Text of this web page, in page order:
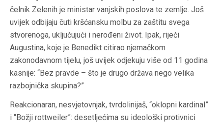
čelnik Zelenih je ministar vanjskih poslova te zemlje. Još
uvijek odbijaju čuti kršćansku molbu za zaštitu svega
stvorenoga, uključujući i nerođeni život. Ipak, riječi
Augustina, koje je Benedikt citirao njemačkom
zakonodavnom tijelu, još uvijek odjekuju više od 11 godina
kasnije: “Bez pravde – što je drugo država nego velika
razbojnička skupina?”
Reakcionaran, nesvjetovnjak, tvrdolinijaš, “oklopni kardinal”
i “Božji rottweiler”: desetljećima su ideološki protivnici